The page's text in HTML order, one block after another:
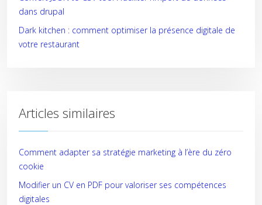
dans drupal
Dark kitchen : comment optimiser la présence digitale de
votre restaurant
Articles similaires
Comment adapter sa stratégie marketing à l’ère du zéro
cookie
Modifier un CV en PDF pour valoriser ses compétences
digitales